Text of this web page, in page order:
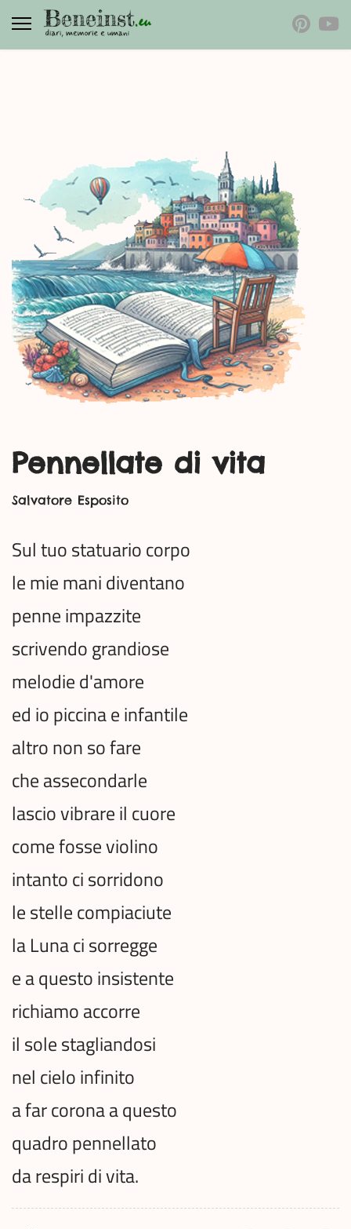
Pennellate di vita
Salvatore Esposito
Sul tuo statuario corpo
le mie mani diventano
penne impazzite
scrivendo grandiose
melodie d'amore
ed io piccina e infantile
altro non so fare
che assecondarle
lascio vibrare il cuore
come fosse violino
intanto ci sorridono
le stelle compiaciute
la Luna ci sorregge
e a questo insistente
richiamo accorre
il sole stagliandosi
nel cielo infinito
a far corona a questo
quadro pennellato
da respiri di vita.